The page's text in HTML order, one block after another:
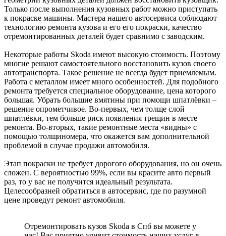
Только после выполнения кузовных работ можно приступать
к покраске машины. Мастера нашего автосервиса соблюдают
технологию ремонта кузова и его его покраски, качество
отремонтированных деталей будет сравнимо с заводским.
Некоторые работы Skoda имеют высокую стоимость. Поэтому
многие решают самостоятельного восстановить кузов своего
автотранспорта. Такое решение не всегда будет приемлемым.
Работа с металлом имеет много особенностей. Для подобного
ремонта требуется специальное оборудование, цена которого
большая. Убрать большие вмятины при помощи шпатлёвки –
решение опрометчивое. Во-первых, чем толще слой
шпатлёвки, тем больше риск появления трещин в месте
ремонта. Во-вторых, такие ремонтные места «видны» с
помощью толщиномера, что окажется вам дополнительной
проблемой в случае продажи автомобиля.
Этап покраски не требует дорогого оборудования, но он очень
сложен. С вероятностью 99%, если вы красите авто первый
раз, то у вас не получится идеальный результата.
Целесообразней обратиться в автосервис, где по разумной
цене проведут ремонт автомобиля.
Отремонтировать кузов Skoda в Спб вы можете у